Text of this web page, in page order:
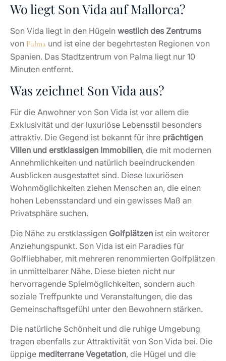
Wo liegt Son Vida auf Mallorca?
Son Vida liegt in den Hügeln westlich des Zentrums
von Palma und ist eine der begehrtesten Regionen von
Spanien. Das Stadtzentrum von Palma liegt nur 10
Minuten entfernt.
Was zeichnet Son Vida aus?
Für die Anwohner von Son Vida ist vor allem die
Exklusivität und der luxuriöse Lebensstil besonders
attraktiv. Die Gegend ist bekannt für ihre prächtigen
Villen und erstklassigen Immobilien, die mit modernen
Annehmlichkeiten und natürlich beeindruckenden
Ausblicken ausgestattet sind. Diese luxuriösen
Wohnmöglichkeiten ziehen Menschen an, die einen
hohen Lebensstandard und ein gewisses Maß an
Privatsphäre suchen.
Die Nähe zu erstklassigen Golfplätzen ist ein weiterer
Anziehungspunkt. Son Vida ist ein Paradies für
Golfliebhaber, mit mehreren renommierten Golfplätzen
in unmittelbarer Nähe. Diese bieten nicht nur
hervorragende Spielmöglichkeiten, sondern auch
soziale Treffpunkte und Veranstaltungen, die das
Gemeinschaftsgefühl unter den Bewohnern stärken.
Die natürliche Schönheit und die ruhige Umgebung
tragen ebenfalls zur Attraktivität von Son Vida bei. Die
üppige mediterrane Vegetation, die Hügel und die